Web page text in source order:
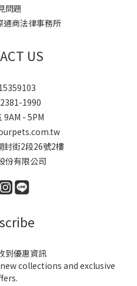
問題
通商法律事務所
US
1990
9AM - 5PM
封街2段26號2樓
份有限公司
到優惠資訊
collections and exclusive